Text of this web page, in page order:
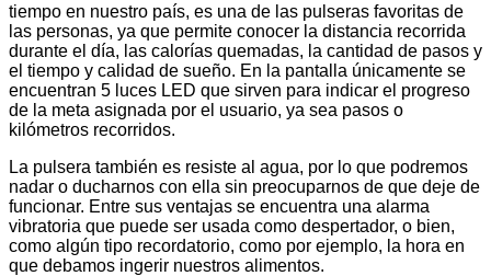
tiempo en nuestro país, es una de las pulseras favoritas de
las personas, ya que permite conocer la distancia recorrida
durante el día, las calorías quemadas, la cantidad de pasos y
el tiempo y calidad de sueño. En la pantalla únicamente se
encuentran 5 luces LED que sirven para indicar el progreso
de la meta asignada por el usuario, ya sea pasos o
kilómetros recorridos.
La pulsera también es resiste al agua, por lo que podremos
nadar o ducharnos con ella sin preocuparnos de que deje de
funcionar. Entre sus ventajas se encuentra una alarma
vibratoria que puede ser usada como despertador, o bien,
como algún tipo recordatorio, como por ejemplo, la hora en
que debamos ingerir nuestros alimentos.